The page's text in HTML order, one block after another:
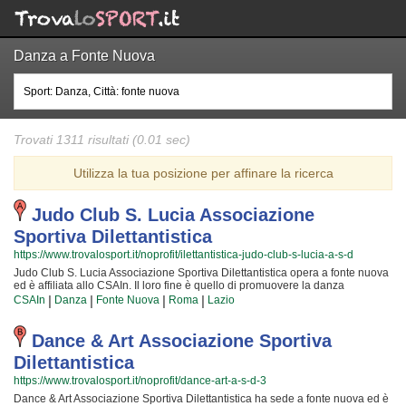
Danza a Fonte Nuova
Trovati 1311 risultati (0.01 sec)
Utilizza la tua posizione per affinare la ricerca
Judo Club S. Lucia Associazione
Sportiva Dilettantistica
https://www.trovalosport.it/noprofit/ilettantistica-judo-club-s-lucia-a-s-d
Judo Club S. Lucia Associazione Sportiva Dilettantistica opera a fonte nuova
ed è affiliata allo CSAIn. Il loro fine è quello di promuovere la danza
proponendo gare sul territorio e corsi per bambini, ragazzi e adulti. L'attività è
incentrata sia sul miglioramento delle capacità motorie e fisiche degli atleti
sia sulla formazione di quelle qualità personali che si acquisiscono
quotidianamente affrontando sfide complesse. Proprio per questo motivo gli
allenatori sono tra i più preparati della zona e sono convinti di poter
trasmettere quegli ideali in cui Judo Club S. Lucia Associazione Sportiva
Dilettantistica crede fin dalla sua fondazione. La passione, i sacrifici e la
continua ricerca della chiave per migliorare e superare i propri limiti
personali rendono la danza uno sport unico e da cui si viene
CSAIn | Danza | Fonte Nuova | Roma | Lazio
Dance & Art Associazione Sportiva
Dilettantistica
https://www.trovalosport.it/noprofit/dance-art-a-s-d-3
Dance & Art Associazione Sportiva Dilettantistica ha sede a fonte nuova ed è